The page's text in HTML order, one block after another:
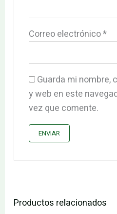
Correo electrónico*
Guarda mi nombre,
y web en este
vez que comente.
Productos relacionados